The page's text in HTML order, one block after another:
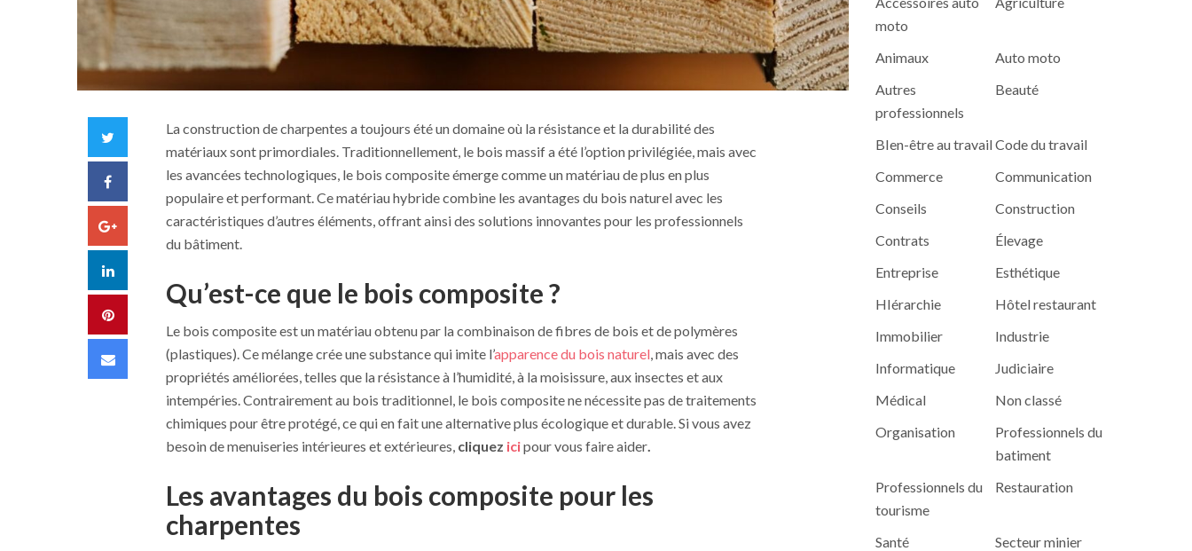
Facebook
Google+
LinkedIn
Pinterest
Email
La construction de charpentes a toujours été un domaine où la résistance et la durabilité des
matériaux sont primordiales. Traditionnellement, le bois massif a été l’option privilégiée, mais avec
les avancées technologiques, le bois composite émerge comme un matériau de plus en plus
populaire et performant. Ce matériau hybride combine les avantages du bois naturel avec les
caractéristiques d’autres éléments, offrant ainsi des solutions innovantes pour les professionnels
du bâtiment.
Qu’est-ce que le bois composite ?
Le bois composite est un matériau obtenu par la combinaison de fibres de bois et de polymères
(plastiques). Ce mélange crée une substance qui imite l’apparence du bois naturel, mais avec des
propriétés améliorées, telles que la résistance à l’humidité, à la moisissure, aux insectes et aux
intempéries. Contrairement au bois traditionnel, le bois composite ne nécessite pas de traitements
chimiques pour être protégé, ce qui en fait une alternative plus écologique et durable.Si vous avez
besoin de menuiseries intérieures et extérieures, cliquez icipour vous faire aider.
Les avantages du bois composite pour les
charpentes
moto
Animaux
Auto moto
Autres
professionnels
Beauté
BIen-être au travailCode du travail
Commerce
Communication
Conseils
Construction
Contrats
Élevage
Entreprise
Esthétique
HIérarchie
Hôtel restaurant
Immobilier
Industrie
Informatique
Judiciaire
Médical
Non classé
Organisation
Professionnels du
batiment
Professionnels du
tourisme
Restauration
Santé
Secteur minier